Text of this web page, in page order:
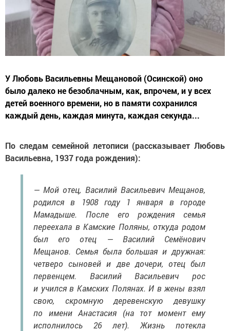
У Любовь Васильевны Мещановой (Осинской) оно
было далеко не безоблачным, как, впрочем, и у всех
детей военного времени, но в памяти сохранился
каждый день, каждая минута, каждая секунда...
По следам семейной летописи (рассказывает Любовь
Васильевна, 1937 года рождения):
— Мой отец, Василий Васильевич Мещанов,
родился в 1908 году 1 января в городе
Мамадыше. После его рождения семья
переехала в Камские Поляны, откуда родом
был его отец — Василий Семёнович
Мещанов. Семья была большая и дружная:
четверо сыновей и две дочери, отец был
первенцем. Василий Васильевич рос
и учился в Камских Полянах. И в жены взял
свою, скромную деревенскую девушку
по имени Анастасия (на тот момент ему
исполнилось 26 лет). Жизнь потекла